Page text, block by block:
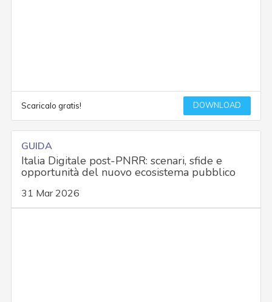
Scaricalo gratis! DOWNLOAD
GUIDA
Italia Digitale post-PNRR: scenari, sfide e
opportunità del nuovo ecosistema pubblico
31 Mar 2026